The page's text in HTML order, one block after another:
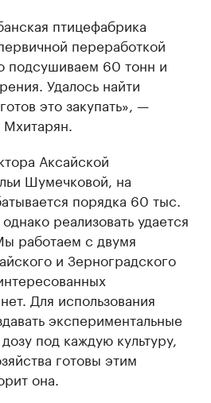
птицефабрика
переработкой
подсушиваем 60 тонн и
Удалось найти
это закупать», —
Аксайской
Шумечковой, на
порядка 60 тыс.
реализовать удается
работаем с двумя
и Зерноградского
Для использования
экспериментальные
под каждую культуру,
готовы этим
она.